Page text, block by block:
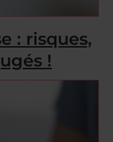
: risques,
!